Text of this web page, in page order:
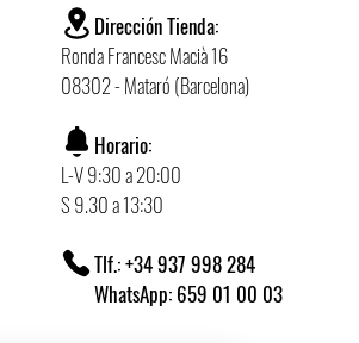
Dirección Tienda:
Ronda Francesc Macià 16
08302 - Mataró (Barcelona)
Horario:
L-V 9:30 a 20:00
S 9.30 a 13:30
Tlf.: +34 937 998 284
WhatsApp: 659 01 00 03